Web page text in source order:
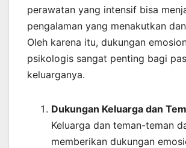
perawatan yang intensif bisa
pengalaman yang menakutkan
Oleh karena itu, dukungan
psikologis sangat penting bagi
keluarganya.
Dukungan Keluarga dan
Keluarga dan teman-teman
memberikan dukungan